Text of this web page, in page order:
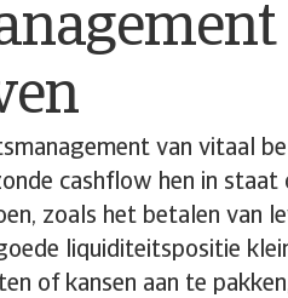
van vitaal
cashflow hen in staat
zoals het betalen van
liquiditeitspositie
of kansen aan te